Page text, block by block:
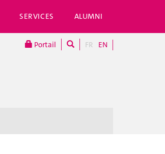
SERVICES ALUMNI
Portail FR EN